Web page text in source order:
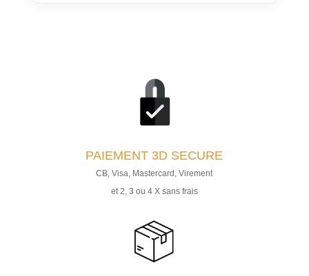
PAIEMENT 3D SECURE
CB, Visa, Mastercard, Virement
et 2, 3 ou 4 X sans frais